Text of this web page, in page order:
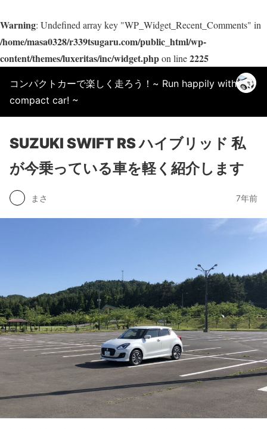
Warning: Undefined array key "WP_Widget_Recent_Comments" in
/home/masa0328/r339tsugaru.com/public_html/wp-
content/themes/luxeritas/inc/widget.phpon line2225
コンパクトカーで楽しく走ろう！~ Run happily with a
compact car! ~
SUZUKI SWIFT RS ハイブリッド 私
が今乗っている車を軽く紹介します
まさ 7年前